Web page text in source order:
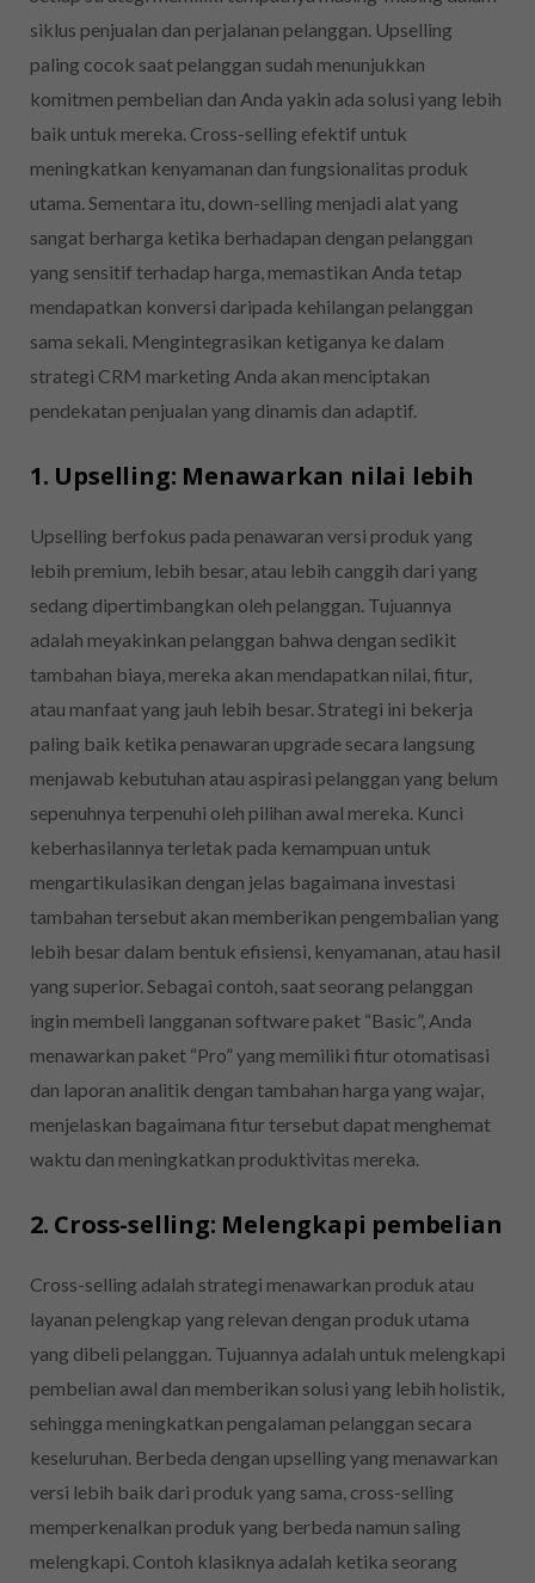
siklus penjualan dan perjalanan pelanggan. Upselling
paling cocok saat pelanggan sudah menunjukkan
komitmen pembelian dan Anda yakin ada solusi yang lebih
baik untuk mereka. Cross-selling efektif untuk
meningkatkan kenyamanan dan fungsionalitas produk
utama. Sementara itu, down-selling menjadi alat yang
sangat berharga ketika berhadapan dengan pelanggan
yang sensitif terhadap harga, memastikan Anda tetap
mendapatkan konversi daripada kehilangan pelanggan
sama sekali. Mengintegrasikan ketiganya ke dalam
strategi CRM marketing Anda akan menciptakan
pendekatan penjualan yang dinamis dan adaptif.
1. Upselling: Menawarkan nilai lebih
Upselling berfokus pada penawaran versi produk yang
lebih premium, lebih besar, atau lebih canggih dari yang
sedang dipertimbangkan oleh pelanggan. Tujuannya
adalah meyakinkan pelanggan bahwa dengan sedikit
tambahan biaya, mereka akan mendapatkan nilai, fitur,
atau manfaat yang jauh lebih besar. Strategi ini bekerja
paling baik ketika penawaran upgrade secara langsung
menjawab kebutuhan atau aspirasi pelanggan yang belum
sepenuhnya terpenuhi oleh pilihan awal mereka. Kunci
keberhasilannya terletak pada kemampuan untuk
mengartikulasikan dengan jelas bagaimana investasi
tambahan tersebut akan memberikan pengembalian yang
lebih besar dalam bentuk efisiensi, kenyamanan, atau hasil
yang superior. Sebagai contoh, saat seorang pelanggan
ingin membeli langganan software paket “Basic”, Anda
menawarkan paket “Pro” yang memiliki fitur otomatisasi
dan laporan analitik dengan tambahan harga yang wajar,
menjelaskan bagaimana fitur tersebut dapat menghemat
waktu dan meningkatkan produktivitas mereka.
2. Cross-selling: Melengkapi pembelian
Cross-selling adalah strategi menawarkan produk atau
layanan pelengkap yang relevan dengan produk utama
yang dibeli pelanggan. Tujuannya adalah untuk melengkapi
pembelian awal dan memberikan solusi yang lebih holistik,
sehingga meningkatkan pengalaman pelanggan secara
keseluruhan. Berbeda dengan upselling yang menawarkan
versi lebih baik dari produk yang sama, cross-selling
memperkenalkan produk yang berbeda namun saling
melengkapi. Contoh klasiknya adalah ketika seorang